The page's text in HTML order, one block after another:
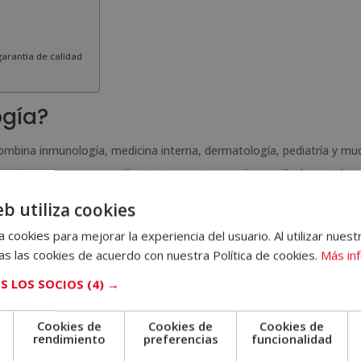
de calidad
inmunología, medicina interna, dermatología, pediatría y
causas, personaliza tratamientos y mejora radicalmente la
una demanda creciente en todo el mundo.
escuela ofrecemos la Maestría Internacional en
de la disciplina, sino que ofrece una metodología 100%
quieras.
completar el programa (prorrogable).
utiliza cookies
cookies para mejorar la experiencia del usuario. Al utilizar
las cookies de acuerdo con nuestra Política de cookies. Más
LOS SOCIOS (4) →
Cookies de
rendimiento
Cookies de
preferencias
Cookies de
funcionalidad